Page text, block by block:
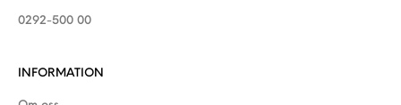
0292-500 00
INFORMATION